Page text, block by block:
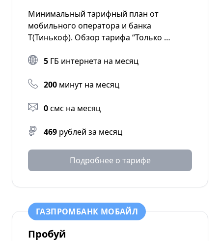
Минимальный тарифный план от
мобильного оператора и банка
Т(Тинькоф). Обзор тарифа “Только …
5 ГБ интернета на месяц
200 минут на месяц
0смс на месяц
469 рублей за месяц
Подробнее о тарифе
ГАЗПРОМБАНК МОБАЙЛ
Пробуй